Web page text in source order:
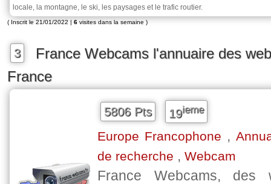
locale, la montagne, le ski, les paysages et le trafic routier.
( Inscrit le 21/01/2022 | 6 visites dans la semaine )
3
France Webcams l'annuaire des
France
5806 Pts 19ieme
Europe Francophone ,
de recherche , Webcam
France Webcams, des